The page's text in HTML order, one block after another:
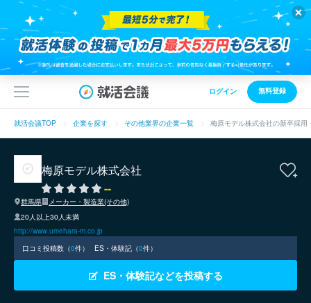
ログイン 無料登録
就活会議TOP 企業を探す その他業界の企業一覧 梅原モデル株式会社の新卒採用
梅原モデル株式会社
--
群馬県
メーカー・製造業(その他)
20人以上30人未満
http://www.umehara-m.co.jp
口コミ投稿数（0件） ES・体験記（0件）
ES・体験記などを投稿する